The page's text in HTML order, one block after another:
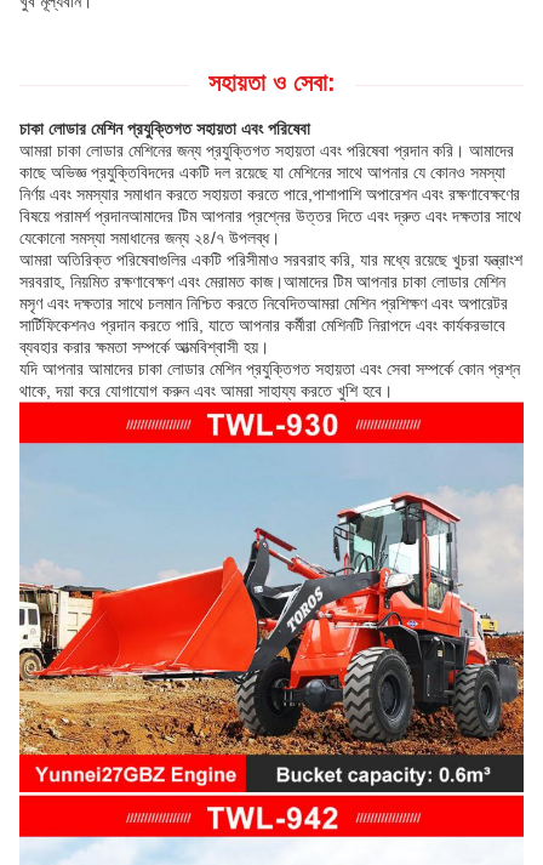
সহায়তা ও সেবা:
চাকা লোডার মেশিন প্রযুক্তিগত সহায়তা এবং পরিষেবা
আমরা চাকা লোডার মেশিনের জন্য প্রযুক্তিগত সহায়তা এবং পরিষেবা প্রদান করি। আমাদের
কাছে অভিজ্ঞ প্রযুক্তিবিদদের একটি দল রয়েছে যা মেশিনের সাথে আপনার যে কোনও সমস্যা
নির্ণয় এবং সমস্যার সমাধান করতে সহায়তা করতে পারে,পাশাপাশি অপারেশন এবং রক্ষণাবেক্ষণের
বিষয়ে পরামর্শ প্রদানআমাদের টিম আপনার প্রশ্নের উত্তর দিতে এবং দ্রুত এবং দক্ষতার সাথে
যেকোনো সমস্যা সমাধানের জন্য ২৪/৭ উপলব্ধ।
আমরা অতিরিক্ত পরিষেবাগুলির একটি পরিসীমাও সরবরাহ করি, যার মধ্যে রয়েছে খুচরা যন্ত্রাংশ
সরবরাহ, নিয়মিত রক্ষণাবেক্ষণ এবং মেরামত কাজ।আমাদের টিম আপনার চাকা লোডার মেশিন
মসৃণ এবং দক্ষতার সাথে চলমান নিশ্চিত করতে নিবেদিতআমরা মেশিন প্রশিক্ষণ এবং অপারেটর
সার্টিফিকেশনও প্রদান করতে পারি, যাতে আপনার কর্মীরা মেশিনটি নিরাপদে এবং কার্যকরভাবে
ব্যবহার করার ক্ষমতা সম্পর্কে আত্মবিশ্বাসী হয়।
যদি আপনার আমাদের চাকা লোডার মেশিন প্রযুক্তিগত সহায়তা এবং সেবা সম্পর্কে কোন প্রশ্ন
থাকে, দয়া করে যোগাযোগ করুন এবং আমরা সাহায্য করতে খুশি হবে।